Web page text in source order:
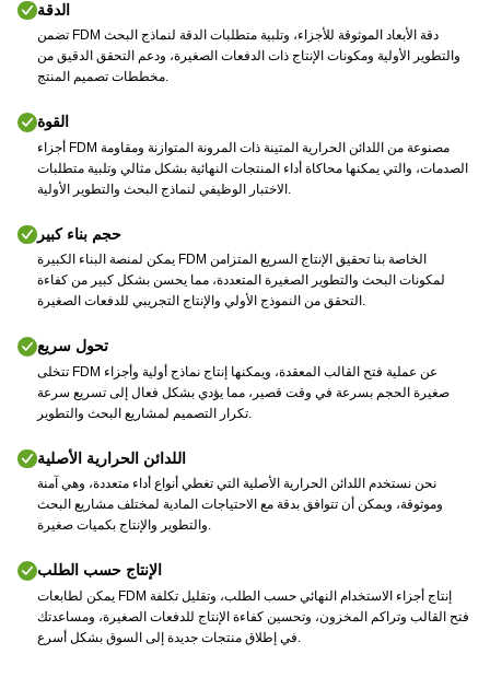
الدقة
تضمن FDM دقة الأبعاد الموثوقة للأجزاء، وتلبية متطلبات الدقة لنماذج البحث
والتطوير الأولية ومكونات الإنتاج ذات الدفعات الصغيرة، ودعم التحقق الدقيق من
مخططات تصميم المنتج.
القوة
أجزاء FDM مصنوعة من اللدائن الحرارية المتينة ذات المرونة المتوازنة ومقاومة
الصدمات، والتي يمكنها محاكاة أداء المنتجات النهائية بشكل مثالي وتلبية متطلبات
الاختبار الوظيفي لنماذج البحث والتطوير الأولية.
حجم بناء كبير
يمكن لمنصة البناء الكبيرة FDM الخاصة بنا تحقيق الإنتاج السريع المتزامن
لمكونات البحث والتطوير الصغيرة المتعددة، مما يحسن بشكل كبير من كفاءة
التحقق من النموذج الأولي والإنتاج التجريبي للدفعات الصغيرة.
تحول سريع
تتخلى FDM عن عملية فتح القالب المعقدة، ويمكنها إنتاج نماذج أولية وأجزاء
صغيرة الحجم بسرعة في وقت قصير، مما يؤدي بشكل فعال إلى تسريع سرعة
تكرار التصميم لمشاريع البحث والتطوير.
اللدائن الحرارية الأصلية
نحن نستخدم اللدائن الحرارية الأصلية التي تغطي أنواع أداء متعددة، وهي آمنة
وموثوقة، ويمكن أن تتوافق بدقة مع الاحتياجات المادية لمختلف مشاريع البحث
والتطوير والإنتاج بكميات صغيرة.
الإنتاج حسب الطلب
يمكن لطابعات FDM إنتاج أجزاء الاستخدام النهائي حسب الطلب، وتقليل تكلفة
فتح القالب وتراكم المخزون، وتحسين كفاءة الإنتاج للدفعات الصغيرة، ومساعدتك